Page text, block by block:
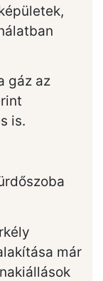
gáz az
is.
már